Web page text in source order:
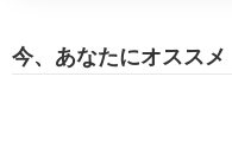
今、あなたにオススメ